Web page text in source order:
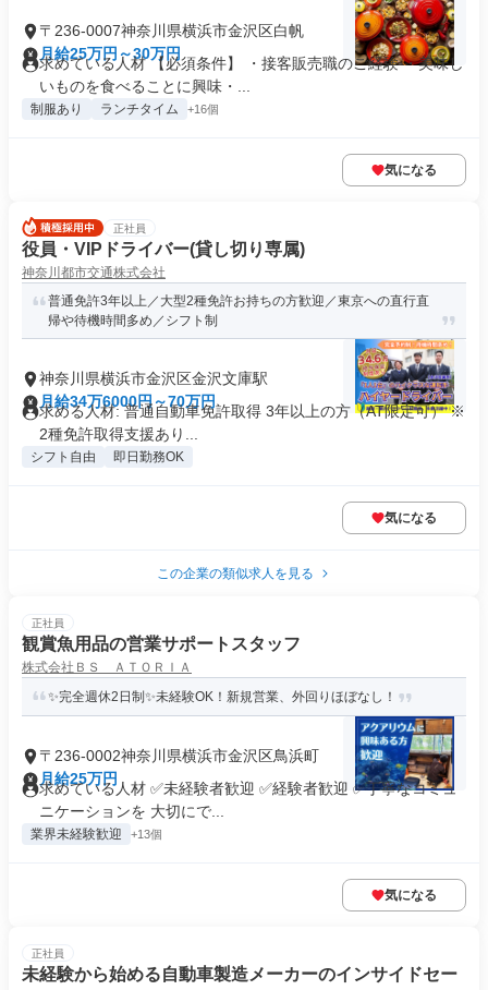
〒236-0007神奈川県横浜市金沢区白帆
月給25万円～30万円
求めている人材 【必須条件】 ・接客販売職のご経験 ・美味し
いものを食べることに興味・...
制服あり ランチタイム +16個
気になる
正社員
役員・VIPドライバー(貸し切り専属)
神奈川都市交通株式会社
普通免許3年以上／大型2種免許お持ちの方歓迎／東京への直行直
帰や待機時間多め／シフト制
神奈川県横浜市金沢区金沢文庫駅
月給34万6000円～70万円
求める人材: 普通自動車免許取得 3年以上の方（AT限定可） ※
2種免許取得支援あり...
シフト自由 即日勤務OK
気になる
この企業の類似求人を見る
正社員
観賞魚用品の営業サポートスタッフ
株式会社ＢＳ ＡＴＯＲＩＡ
✨完全週休2日制✨未経験OK！新規営業、外回りほぼなし！
〒236-0002神奈川県横浜市金沢区鳥浜町
月給25万円
求めている人材 ✅未経験者歓迎 ✅経験者歓迎 ✅丁寧なコミュ
ニケーションを 大切にで...
業界未経験歓迎 +13個
気になる
正社員
未経験から始める自動車製造メーカーのインサイドセー